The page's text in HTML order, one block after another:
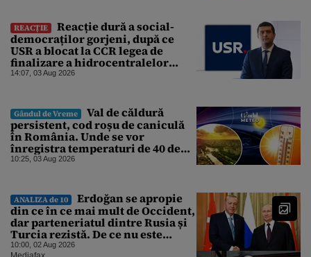
REACȚIE
Reacție dură a social-
democraților gorjeni, după ce
USR a blocat la CCR legea de
finalizare a hidrocentralelor
abandonate. „Nu ne-ar surprinde
abătut o cupolă de foc”
14:07, 03 Aug 2026
Gândul de Vreme
Val de căldură
persistent, cod roșu de caniculă
în România. Unde se vor
înregistra temperaturi de 40 de
grade, potrivit ANM
10:25, 03 Aug 2026
ANALIZA de 10
Erdoğan se apropie
din ce în ce mai mult de Occident,
dar parteneriatul dintre Rusia și
Turcia rezistă. De ce nu este
Moscova îngrijorată de
10:00, 02 Aug 2026